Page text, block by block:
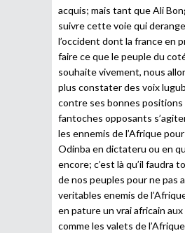
acquis; mais tant que Ali
suivre cette voie qui
l’occident dont la france en
faire ce que le peuple du
souhaite vivement, nous
plus constater des voix
contre ses bonnes positions
fantoches opposants
les ennemis de l’Afrique
Odinba en dictateru ou en
encore; c’est là qu’il faudra
de nos peuples pour ne pas
veritables enemis de
en pature un vrai africain
comme les valets de